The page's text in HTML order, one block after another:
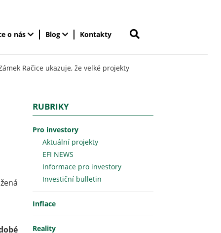
o nás Blog Kontakty
Račice ukazuje, že velké projekty
RUBRIKY
Pro investory
Aktuální projekty
EFI NEWS
Informace pro investory
Investiční bulletin
Inflace
Reality